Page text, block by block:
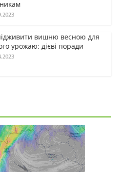
вишню весною для
урожаю: дієві поради